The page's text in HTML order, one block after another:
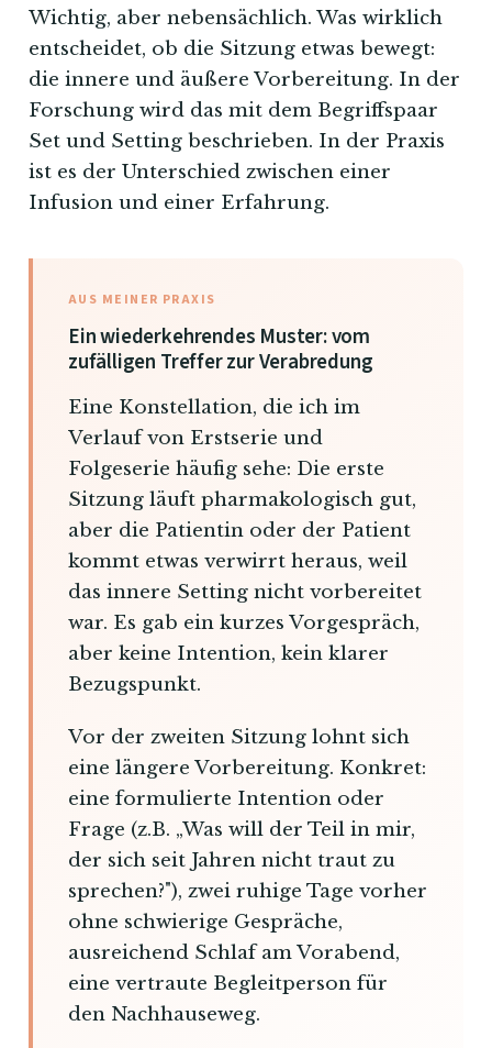
Wichtig, aber nebensächlich. Was wirklich
entscheidet, ob die Sitzung etwas bewegt:
die innere und äußere Vorbereitung. In der
Forschung wird das mit dem Begriffspaar
Set und Setting beschrieben. In der Praxis
ist es der Unterschied zwischen einer
Infusion und einer Erfahrung.
AUS MEINER PRAXIS
Ein wiederkehrendes Muster: vom
zufälligen Treffer zur Verabredung
Eine Konstellation, die ich im
Verlauf von Erstserie und
Folgeserie häufig sehe: Die erste
Sitzung läuft pharmakologisch gut,
aber die Patientin oder der Patient
kommt etwas verwirrt heraus, weil
das innere Setting nicht vorbereitet
war. Es gab ein kurzes Vorgespräch,
aber keine Intention, kein klarer
Bezugspunkt.
Vor der zweiten Sitzung lohnt sich
eine längere Vorbereitung. Konkret:
eine formulierte Intention oder
Frage (z.B. „Was will der Teil in mir,
der sich seit Jahren nicht traut zu
sprechen?"), zwei ruhige Tage vorher
ohne schwierige Gespräche,
ausreichend Schlaf am Vorabend,
eine vertraute Begleitperson für
den Nachhauseweg.